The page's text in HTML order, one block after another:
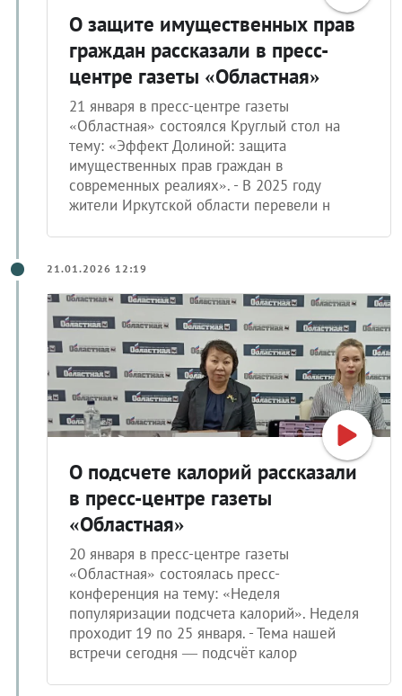
О защите имущественных прав
граждан рассказали в пресс-
центре газеты «Областная»
21 января в пресс-центре газеты
«Областная» состоялся Круглый стол на
тему: «Эффект Долиной: защита
имущественных прав граждан в
современных реалиях». - В 2025 году
жители Иркутской области перевели н
21.01.2026 12:19
О подсчете калорий рассказали
в пресс-центре газеты
«Областная»
20 января в пресс-центре газеты
«Областная» состоялась пресс-
конференция на тему: «Неделя
популяризации подсчета калорий». Неделя
проходит 19 по 25 января. - Тема нашей
встречи сегодня — подсчёт калор